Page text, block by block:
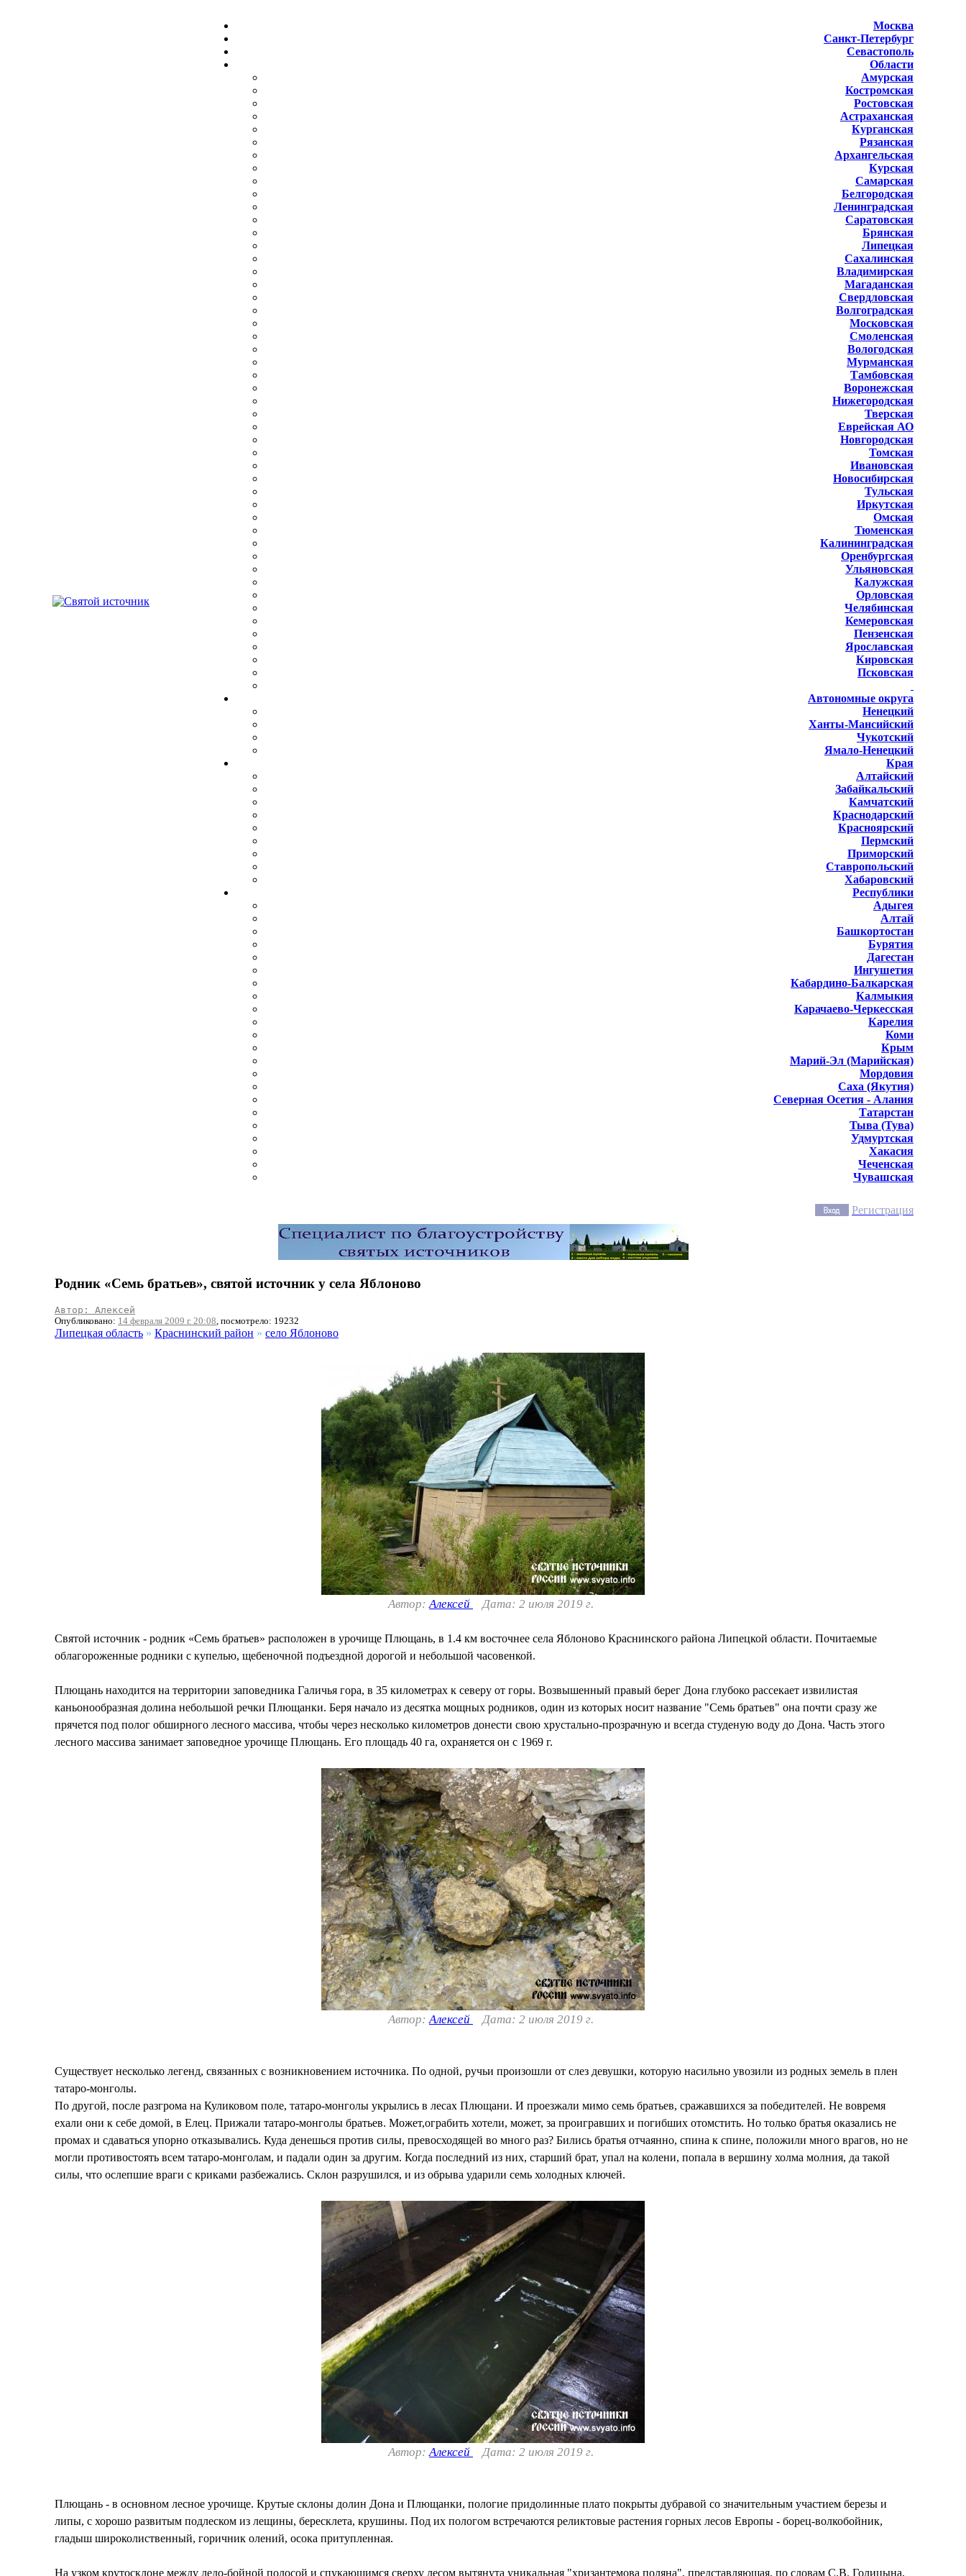
Москва
Санкт-Петербург
Севастополь
Области
Амурская
Костромская
Ростовская
Астраханская
Курганская
Рязанская
Архангельская
Курская
Самарская
Белгородская
Ленинградская
Саратовская
Брянская
Липецкая
Сахалинская
Владимирская
Магаданская
Свердловская
Волгоградская
Московская
Смоленская
Вологодская
Мурманская
Тамбовская
Воронежская
Нижегородская
Тверская
Еврейская АО
Новгородская
Томская
Ивановская
Новосибирская
Тульская
Иркутская
Омская
Тюменская
Калининградская
Оренбургская
Ульяновская
Калужская
Орловская
Челябинская
Кемеровская
Пензенская
Ярославская
Кировская
Псковская
Автономные округа
Ненецкий
Ханты-Мансийский
Чукотский
Ямало-Ненецкий
Края
Алтайский
Забайкальский
Камчатский
Краснодарский
Красноярский
Пермский
Приморский
Ставропольский
Хабаровский
Республики
Адыгея
Алтай
Башкортостан
Бурятия
Дагестан
Ингушетия
Кабардино-Балкарская
Калмыкия
Карачаево-Черкесская
Карелия
Коми
Крым
Марий-Эл (Марийская)
Мордовия
Саха (Якутия)
Северная Осетия - Алания
Татарстан
Тыва (Тува)
Удмуртская
Хакасия
Чеченская
Чувашская
Регистрация
Родник «Семь братьев», святой источник у села Яблоново
Автор: Алексей
Опубликовано: 14 февраля 2009 г. 20:08, посмотрело: 19232
Липецкая область » Краснинский район » село Яблоново
Автор:Алексей Дата: 2 июля 2019 г.
Святой источник - родник «Семь братьев» расположен в урочище Плющань, в 1.4 км восточнее села Яблоново Краснинского района Липецкой области. Почитаемые
облагороженные родники с купелью, щебеночной подъездной дорогой и небольшой часовенкой.
Плющань находится на территории заповедника Галичья гора, в 35 километрах к северу от горы. Возвышенный правый берег Дона глубоко рассекает извилистая
каньонообразная долина небольшой речки Плющанки. Беря начало из десятка мощных родников, один из которых носит название "Семь братьев" она почти сразу же
прячется под полог обширного лесного массива, чтобы через несколько километров донести свою хрустально-прозрачную и всегда студеную воду до Дона. Часть этого
лесного массива занимает заповедное урочище Плющань. Его площадь 40 га, охраняется он с 1969 г.
Автор:Алексей Дата: 2 июля 2019 г.
Существует несколько легенд, связанных с возникновением источника. По одной, ручьи произошли от слез девушки, которую насильно увозили из родных земель в плен
татаро-монголы.
По другой, после разгрома на Куликовом поле, татаро-монголы укрылись в лесах Плющани. И проезжали мимо семь братьев, сражавшихся за победителей. Не вовремя
ехали они к себе домой, в Елец. Прижали татаро-монголы братьев. Может,ограбить хотели, может, за проигравших и погибших отомстить. Но только братья оказались не
промах и сдаваться упорно отказывались. Куда денешься против силы, превосходящей во много раз? Бились братья отчаянно, спина к спине, положили много врагов, но не
могли противостоять всем татаро-монголам, и падали один за другим. Когда последний из них, старший брат, упал на колени, попала в вершину холма молния, да такой
силы, что ослепшие враги с криками разбежались. Склон разрушился, и из обрыва ударили семь холодных ключей.
Автор:Алексей Дата: 2 июля 2019 г.
Плющань - в основном лесное урочище. Крутые склоны долин Дона и Плющанки, пологие придолинные плато покрыты дубравой со значительным участием березы и
липы, с хорошо развитым подлеском из лещины, бересклета, крушины. Под их пологом встречаются реликтовые растения горных лесов Европы - борец-волкобойник,
гладыш широколиственный, горичник олений, осока притупленная.
На узком крутосклоне между ледо-бойной полосой и спукающимся сверху лесом вытянута уникальная "хризантемова поляна", представляющая, по словам С.В. Голицына,